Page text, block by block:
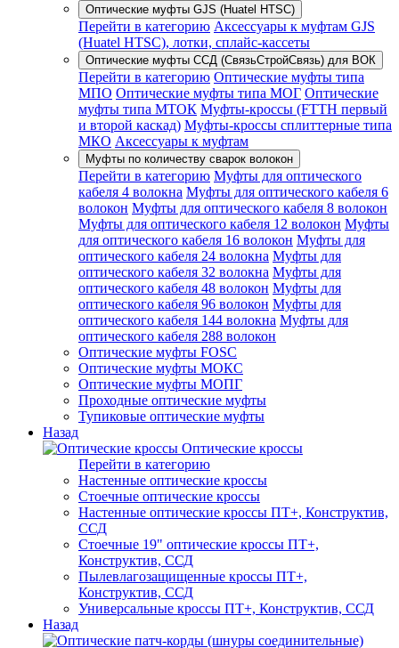
Оптические муфты GJS (Huatel HTSC)
Перейти в категорию Аксессуары к муфтам GJS
(Huatel HTSC), лотки, сплайс-кассеты
Оптические муфты ССД (СвязьСтройСвязь) для ВОК
Перейти в категорию Оптические муфты типа
МПО Оптические муфты типа МОГ Оптические
муфты типа МТОК Муфты-кроссы (FTTH первый
и второй каскад) Муфты-кроссы сплиттерные типа
МКО Аксессуары к муфтам
Муфты по количеству сварок волокон
Перейти в категорию Муфты для оптического
кабеля 4 волокна Муфты для оптического кабеля 6
волокон Муфты для оптического кабеля 8 волокон
Муфты для оптического кабеля 12 волокон Муфты
для оптического кабеля 16 волокон Муфты для
оптического кабеля 24 волокна Муфты для
оптического кабеля 32 волокна Муфты для
оптического кабеля 48 волокон Муфты для
оптического кабеля 96 волокон Муфты для
оптического кабеля 144 волокна Муфты для
оптического кабеля 288 волокон
Оптические муфты FOSC
Оптические муфты МОКС
Оптические муфты МОПГ
Проходные оптические муфты
Тупиковые оптические муфты
Назад
Оптические кроссы
Перейти в категорию
Настенные оптические кроссы
Стоечные оптические кроссы
Настенные оптические кроссы ПТ+, Конструктив,
ССД
Стоечные 19" оптические кроссы ПТ+,
Конструктив, ССД
Пылевлагозащищенные кроссы ПТ+,
Конструктив, ССД
Универсальные кроссы ПТ+, Конструктив, ССД
Назад